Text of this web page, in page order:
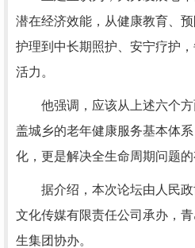
潜在经济效能，从健康教育、
护理到中长期照护、安宁疗护
活力。
他强调，应该从上述六个方
盖城乡的老年健康服务基本体
化，更是解决全生命周期问题的
据介绍，本次论坛由人民政
文化传媒有限责任公司承办，
生集团协办。